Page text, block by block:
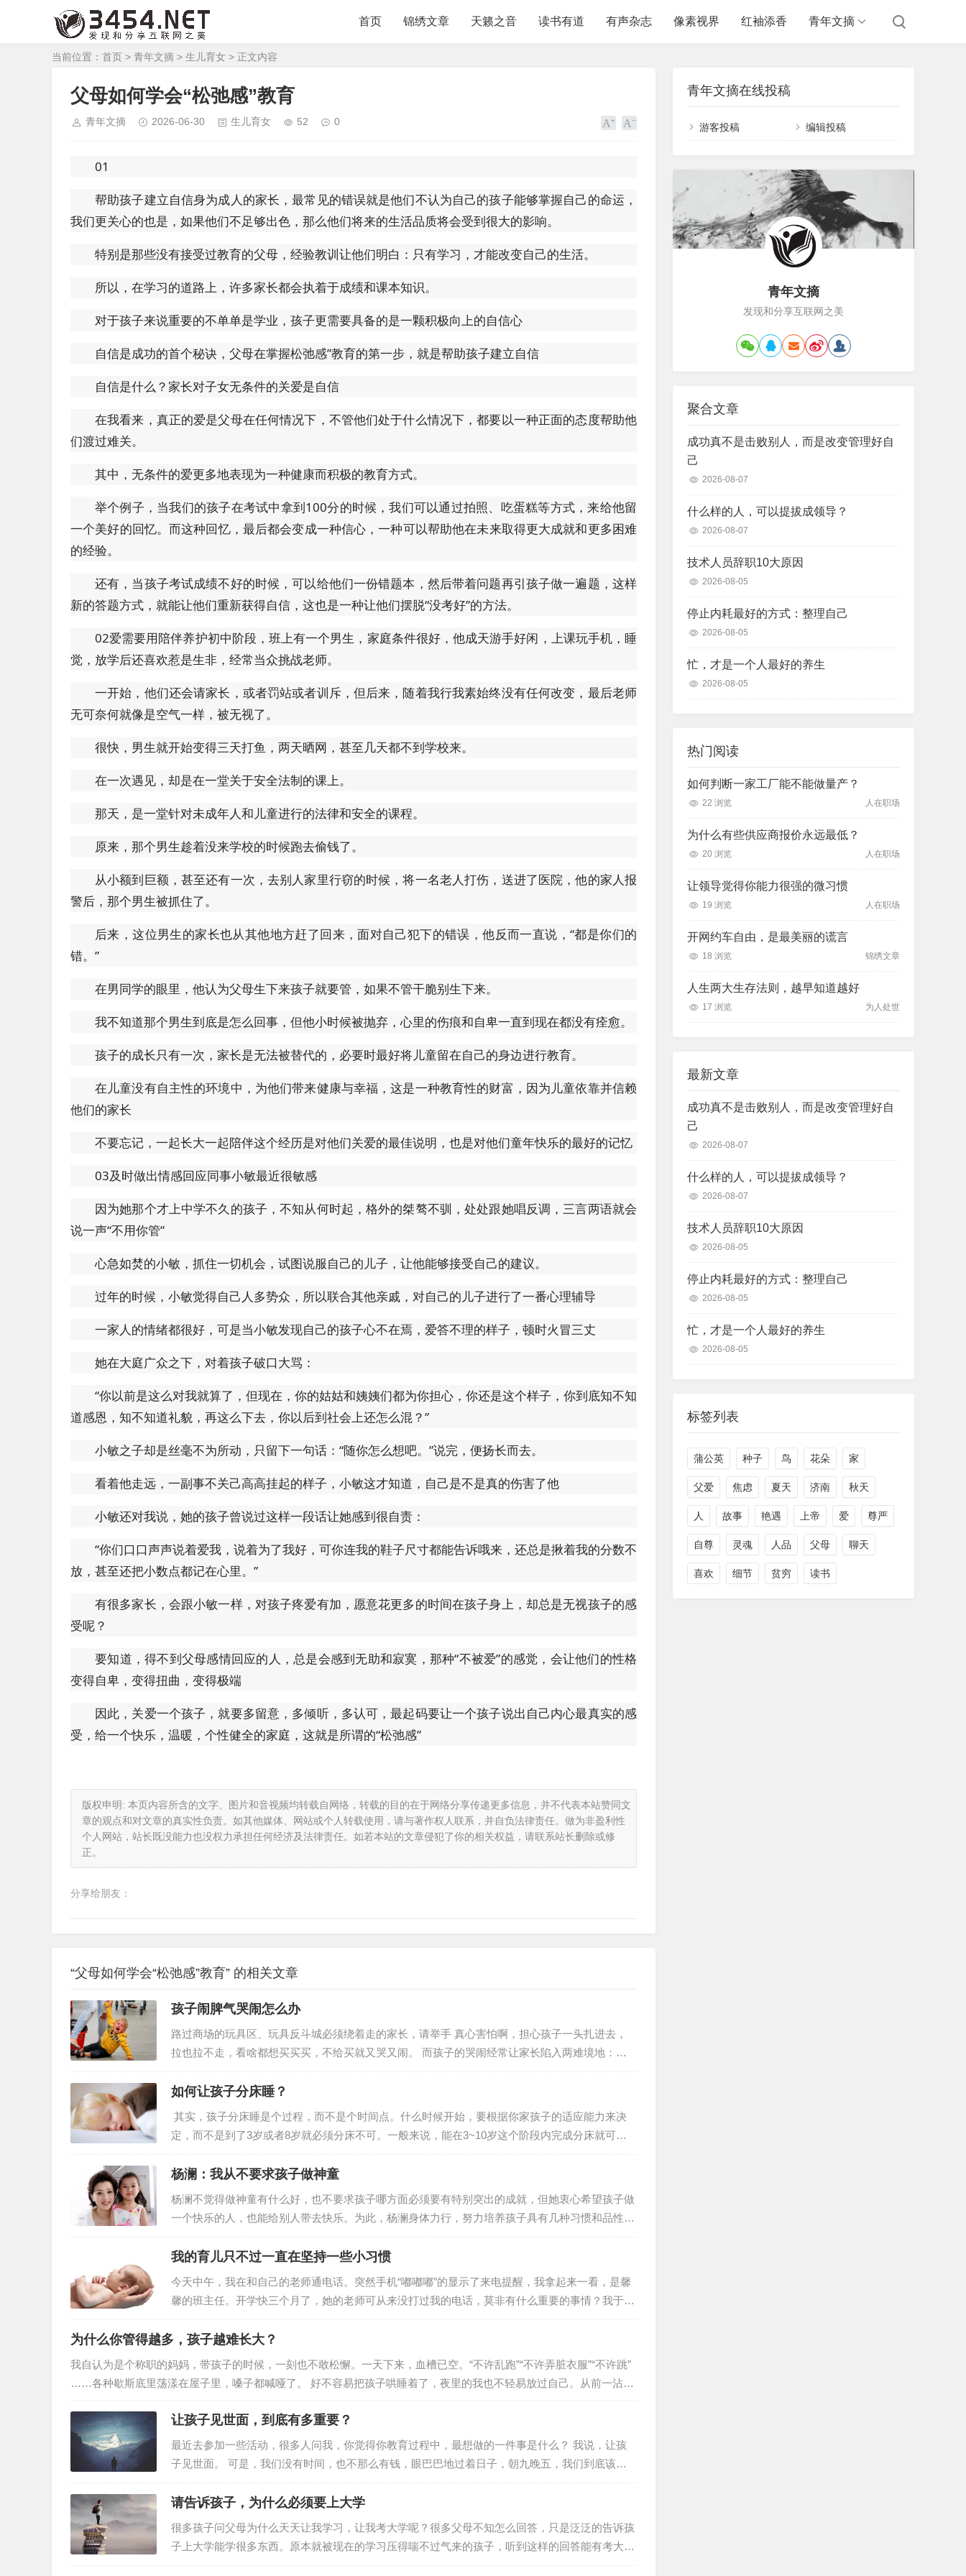
首页 锦绣文章 天籁之音 读书有道 有声杂志 像素视界 红袖添香 青年文摘
当前位置： 首页 > 青年文摘 > 生儿育女 > 正文内容
父母如何学会“松弛感”教育
青年文摘 2026-06-30 生儿育女 52 0
01
帮助孩子建立自信身为成人的家长，最常见的错误就是他们不认为自己的孩子能够掌握自己的命运，
我们更关心的也是，如果他们不足够出色，那么他们将来的生活品质将会受到很大的影响。
特别是那些没有接受过教育的父母，经验教训让他们明白：只有学习，才能改变自己的生活。
所以，在学习的道路上，许多家长都会执着于成绩和课本知识。
对于孩子来说重要的不单单是学业，孩子更需要具备的是一颗积极向上的自信心
自信是成功的首个秘诀，父母在掌握松弛感”教育的第一步，就是帮助孩子建立自信
自信是什么？家长对子女无条件的关爱是自信
在我看来，真正的爱是父母在任何情况下，不管他们处于什么情况下，都要以一种正面的态度帮助他
们渡过难关。
其中，无条件的爱更多地表现为一种健康而积极的教育方式。
举个例子，当我们的孩子在考试中拿到100分的时候，我们可以通过拍照、吃蛋糕等方式，来给他留
一个美好的回忆。而这种回忆，最后都会变成一种信心，一种可以帮助他在未来取得更大成就和更多困难
的经验。
还有，当孩子考试成绩不好的时候，可以给他们一份错题本，然后带着问题再引孩子做一遍题，这样
新的答题方式，就能让他们重新获得自信，这也是一种让他们摆脱“没考好”的方法。
02爱需要用陪伴养护初中阶段，班上有一个男生，家庭条件很好，他成天游手好闲，上课玩手机，睡
觉，放学后还喜欢惹是生非，经常当众挑战老师。
一开始，他们还会请家长，或者罚站或者训斥，但后来，随着我行我素始终没有任何改变，最后老师
无可奈何就像是空气一样，被无视了。
很快，男生就开始变得三天打鱼，两天晒网，甚至几天都不到学校来。
在一次遇见，却是在一堂关于安全法制的课上。
那天，是一堂针对未成年人和儿童进行的法律和安全的课程。
原来，那个男生趁着没来学校的时候跑去偷钱了。
从小额到巨额，甚至还有一次，去别人家里行窃的时候，将一名老人打伤，送进了医院，他的家人报
警后，那个男生被抓住了。
后来，这位男生的家长也从其他地方赶了回来，面对自己犯下的错误，他反而一直说，“都是你们的
错。”
在男同学的眼里，他认为父母生下来孩子就要管，如果不管干脆别生下来。
我不知道那个男生到底是怎么回事，但他小时候被抛弃，心里的伤痕和自卑一直到现在都没有痊愈。
孩子的成长只有一次，家长是无法被替代的，必要时最好将儿童留在自己的身边进行教育。
在儿童没有自主性的环境中，为他们带来健康与幸福，这是一种教育性的财富，因为儿童依靠并信赖
他们的家长
不要忘记，一起长大一起陪伴这个经历是对他们关爱的最佳说明，也是对他们童年快乐的最好的记忆
03及时做出情感回应同事小敏最近很敏感
因为她那个才上中学不久的孩子，不知从何时起，格外的桀骜不驯，处处跟她唱反调，三言两语就会
说一声“不用你管”
心急如焚的小敏，抓住一切机会，试图说服自己的儿子，让他能够接受自己的建议。
过年的时候，小敏觉得自己人多势众，所以联合其他亲戚，对自己的儿子进行了一番心理辅导
一家人的情绪都很好，可是当小敏发现自己的孩子心不在焉，爱答不理的样子，顿时火冒三丈
她在大庭广众之下，对着孩子破口大骂：
“你以前是这么对我就算了，但现在，你的姑姑和姨姨们都为你担心，你还是这个样子，你到底知不知
道感恩，知不知道礼貌，再这么下去，你以后到社会上还怎么混？”
小敏之子却是丝毫不为所动，只留下一句话：“随你怎么想吧。”说完，便扬长而去。
看着他走远，一副事不关己高高挂起的样子，小敏这才知道，自己是不是真的伤害了他
小敏还对我说，她的孩子曾说过这样一段话让她感到很自责：
“你们口口声声说着爱我，说着为了我好，可你连我的鞋子尺寸都能告诉哦来，还总是揪着我的分数不
放，甚至还把小数点都记在心里。”
有很多家长，会跟小敏一样，对孩子疼爱有加，愿意花更多的时间在孩子身上，却总是无视孩子的感
受呢？
要知道，得不到父母感情回应的人，总是会感到无助和寂寞，那种“不被爱”的感觉，会让他们的性格
变得自卑，变得扭曲，变得极端
因此，关爱一个孩子，就要多留意，多倾听，多认可，最起码要让一个孩子说出自己内心最真实的感
受，给一个快乐，温暖，个性健全的家庭，这就是所谓的“松弛感”
版权申明: 本页内容所含的文字、图片和音视频均转载自网络，转载的目的在于网络分享传递更多信息，并不代表本站赞同文
章的观点和对文章的真实性负责。如其他媒体、网站或个人转载使用，请与著作权人联系，并自负法律责任。做为非盈利性
个人网站，站长既没能力也没权力承担任何经济及法律责任。如若本站的文章侵犯了你的相关权益，请联系站长删除或修
正。
分享给朋友：
“父母如何学会“松弛感”教育” 的相关文章
孩子闹脾气哭闹怎么办
路过商场的玩具区、玩具反斗城必须绕着走的家长，请举手 真心害怕啊，担心孩子一头扎进去，
拉也拉不走，看啥都想买买买，不给买就又哭又闹。 而孩子的哭闹经常让家长陷入两难境地：坚
持原则不给买，孩子可能要哭闹很久，还会引发围观，又担心孩子之后留下心理阴影；心软买了的
话，以后在遇到这种情况孩子可能会变本加厉，遇到这种情况应该怎么办才科学呢？别惊慌，孩子
闹脾气很正常 在要求得不到满足时，几乎所有幼儿都会哭闹。孩子闹脾气的原因有很多, 其中之一
是他们还不会用语言表达需求，而由于他…
如何让孩子分床睡？
其实，孩子分床睡是个过程，而不是个时间点。什么时候开始，要根据你家孩子的适应能力来决
定，而不是到了3岁或者8岁就必须分床不可。一般来说，能在3~10岁这个阶段内完成分床就可以
了。 如何很好的过度让孩子分床睡？ 有的孩子就是性格比较独立一点，适应性强，4岁分床就很
顺利，1周就搞定； 而有的孩子就是喜欢粘着父母，8岁了还不肯分床。这都是正常的，没必要为
了分床让孩子整天哭哭啼啼，跟生死离别似的。给孩子点时间，慢慢适应。再说了，多跟孩子亲昵
些时间不好…
杨澜：我从不要求孩子做神童
杨澜不觉得做神童有什么好，也不要求孩子哪方面必须要有特别突出的成就，但她衷心希望孩子做
一个快乐的人，也能给别人带去快乐。为此，杨澜身体力行，努力培养孩子具有几种习惯和品性：
爱好运动、慈悲为怀、善于表达和富有幽默感。 ● 不敷衍、不马虎 ● 认真对待孩子的每件小
事 1996年，杨澜在美国生下儿子；2000年10月20日，杨澜在上海又喜得一个六斤多重的小女儿，
圆了她想要“美国儿子中国女儿”的妈妈梦。因为工作缘故，杨澜不能时时陪在孩子身边，不…
我的育儿只不过一直在坚持一些小习惯
今天中午，我在和自己的老师通电话。突然手机“嘟嘟嘟”的显示了来电提醒，我拿起来一看，是馨
馨的班主任。开学快三个月了，她的老师可从来没打过我的电话，莫非有什么重要的事情？我于是
赶紧挂了老师的电话，并立马拨通了馨馨班主任的电话。要知道，现在对于我来说，千事万事都没
有比儿女们学习来得更重要的事情了。只听那边班主任很快的向我阐明了打电话的原因，由于明天
下午学校开家长会，我被馨馨班主任邀请为分享育儿经的家长。一开始，我是抗拒的，首先是因为
自己拼音没学好，普通话不标准，这也是目前带着孩子学拼音时才发现的；其…
为什么你管得越多，孩子越难长大？
我自认为是个称职的妈妈，带孩子的时候，一刻也不敢松懈。一天下来，血槽已空。“不许乱跑”“不许弄脏衣服”“不许跳”
……各种歇斯底里荡漾在屋子里，嗓子都喊哑了。 好不容易把孩子哄睡着了，夜里的我也不轻易放过自己。从前一沾枕
头就呼呼大睡的我，当了妈妈后常常在半夜突然惊醒，看看睡在身边的女儿。 用网上流行的段子概括我当妈的每一天，
就是“哈哈啊啊啊啊啊啊啊啊啊啊啊”。从孩子清晨的笑脸开始，以我憔悴不堪的面容结束。 女儿一岁会走路后，我因为
照顾她而累哭的次数更是呈指数增长。&n…
让孩子见世面，到底有多重要？
最近去参加一些活动，很多人问我，你觉得你教育过程中，最想做的一件事是什么？ 我说，让孩
子见世面。 可是，我们没有时间，也不那么有钱，眼巴巴地过着日子，朝九晚五，我们到底该怎
样让孩子见世面。 “见世面是不是富人的专属产品，穷人的海市蜃楼？” 我想说，孩子见世面，许多
时候，不是钱，而是父母的眼光和格局，融化在最细小的时间中，也在空间中拉成一条巨大的隧
道，带孩子通往更大的世界。 02 我曾经有一篇文章中写到过，那对西班牙遇到的父子…
请告诉孩子，为什么必须要上大学
很多孩子问父母为什么天天让我学习，让我考大学呢？很多父母不知怎么回答，只是泛泛的告诉孩
子上大学能学很多东西。原本就被现在的学习压得喘不过气来的孩子，听到这样的回答能有考大学
的动力吗？建议父母这样告诉孩子，为什么必须要上大学！同学 你的大学同学及朋友，将是你人
青年文摘在线投稿
游客投稿 编辑投稿
青年文摘
发现和分享互联网之美
聚合文章
成功真不是击败别人，而是改变管理好自
己
2026-08-07
什么样的人，可以提拔成领导？
2026-08-07
技术人员辞职10大原因
2026-08-05
停止内耗最好的方式：整理自己
2026-08-05
忙，才是一个人最好的养生
2026-08-05
热门阅读
如何判断一家工厂能不能做量产？
22 浏览 人在职场
为什么有些供应商报价永远最低？
20 浏览 人在职场
让领导觉得你能力很强的微习惯
19 浏览 人在职场
开网约车自由，是最美丽的谎言
18 浏览 锦绣文章
人生两大生存法则，越早知道越好
17 浏览 为人处世
最新文章
成功真不是击败别人，而是改变管理好自
己
2026-08-07
什么样的人，可以提拔成领导？
2026-08-07
技术人员辞职10大原因
2026-08-05
停止内耗最好的方式：整理自己
2026-08-05
忙，才是一个人最好的养生
2026-08-05
标签列表
蒲公英 种子 鸟 花朵 家
父爱 焦虑 夏天 济南 秋天
人 故事 艳遇 上帝 爱 尊严
自尊 灵魂 人品 父母 聊天
喜欢 细节 贫穷 读书